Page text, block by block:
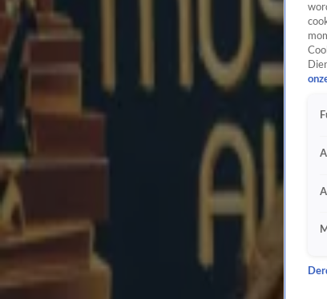
Woensdag 5 aug, 11:56
BN'ers
Kandidaten nieuw seizoen Bestemming X bekend: wie doen er mee?
Woensdag 5 aug, 11:25
Management Marco Borsato: geen plannen voor optreden
Woensdag 5 aug, 11:19
BN'ers
Tygo Gernandt enthousiast over reboot Fort Alpha: 'Feest om hieraan mee te
Woensdag 5 aug, 11:01
BN'ers
Raymond Mens geeft advies aan Marco Borsato over comeback: 'Laat de muziek
Woensdag 5 aug, 09:08